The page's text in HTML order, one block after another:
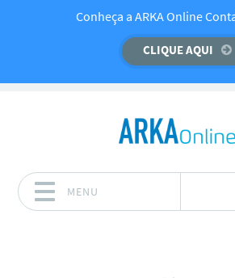
Temos um recado importante
CLIQUE AQUI
Conheça a ARKA Online
CLIQUE AQUI
MENU